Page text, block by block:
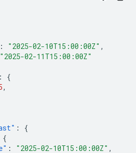
: "2025-02-10T15:00:00Z" ,
"2025-02-11T15:00:00Z"
:
{
,
:
{
{
: "2025-02-10T15:00:00Z" ,